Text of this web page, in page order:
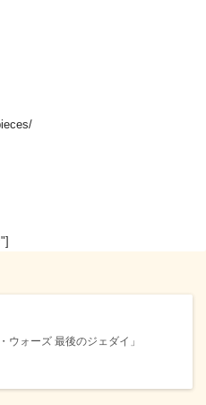
ウォーズ 最後のジェダイ」